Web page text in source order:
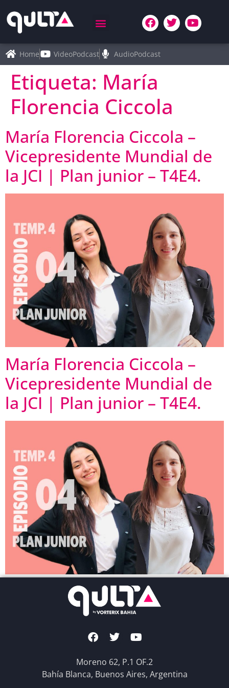
Home VideoPodcast AudioPodcast
Etiqueta: María
Florencia Ciccola
María Florencia Ciccola –
Vicepresidente Mundial de
la JCI | Plan junior – T4E4.
María Florencia Ciccola –
Vicepresidente Mundial de
la JCI | Plan junior – T4E4.
Moreno 62, P.1 OF.2
Bahía Blanca, Buenos Aires, Argentina